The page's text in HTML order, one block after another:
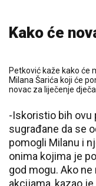
Kako će
Petković kaže kako će
Milana Šarića koji će
novac za liječenje
-Iskoristio bih ovu
sugrađane da se
pomogli Milanu i
onima kojima je
god mogu. Ako
akcijama, kazao